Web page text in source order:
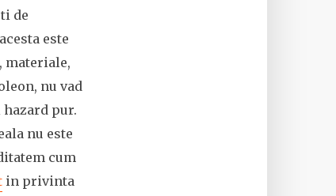
de
este
materiale,
nu vad
pur.
nu este
cum
in privinta